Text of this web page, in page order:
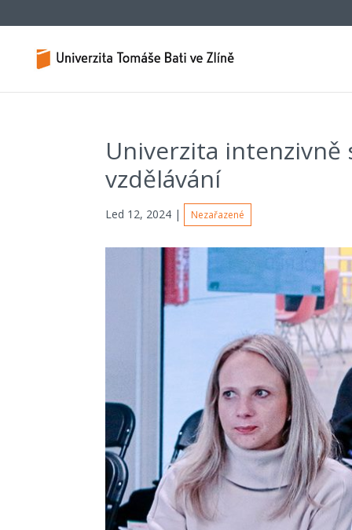
Univerzita intenzivně
vzdělávání
Led 12, 2024 | Nezařazené